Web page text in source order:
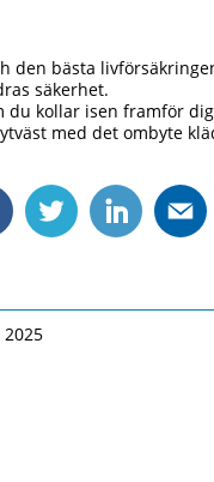
den bästa
säkerhet.
du kollar isen framför
med det ombyte